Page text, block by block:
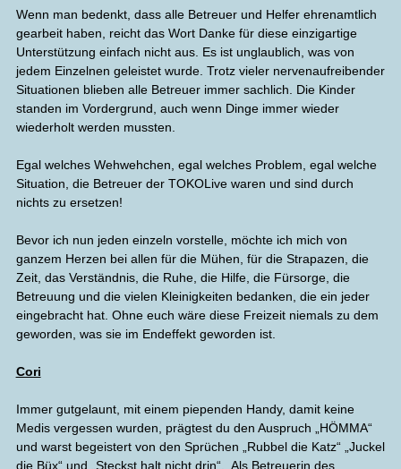
Wenn man bedenkt, dass alle Betreuer und Helfer ehrenamtlich
gearbeit haben, reicht das Wort Danke für diese einzigartige
Unterstützung einfach nicht aus. Es ist unglaublich, was von
jedem Einzelnen geleistet wurde. Trotz vieler nervenaufreibender
Situationen blieben alle Betreuer immer sachlich. Die Kinder
standen im Vordergrund, auch wenn Dinge immer wieder
wiederholt werden mussten.
Egal welches Wehwehchen, egal welches Problem, egal welche
Situation, die Betreuer der TOKOLive waren und sind durch
nichts zu ersetzen!
Bevor ich nun jeden einzeln vorstelle, möchte ich mich von
ganzem Herzen bei allen für die Mühen, für die Strapazen, die
Zeit, das Verständnis, die Ruhe, die Hilfe, die Fürsorge, die
Betreuung und die vielen Kleinigkeiten bedanken, die ein jeder
eingebracht hat. Ohne euch wäre diese Freizeit niemals zu dem
geworden, was sie im Endeffekt geworden ist.
Cori
Immer gutgelaunt, mit einem piependen Handy, damit keine
Medis vergessen wurden, prägtest du den Auspruch „HÖMMA“
und warst begeistert von den Sprüchen „Rubbel die Katz“ „Juckel
die Büx“ und „Steckst halt nicht drin“. Als Betreuerin des